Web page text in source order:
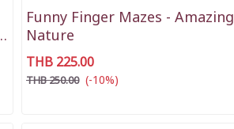
Funny Finger Mazes - Amazing
Nature
THB 225.00
THB 250.00 (-10%)